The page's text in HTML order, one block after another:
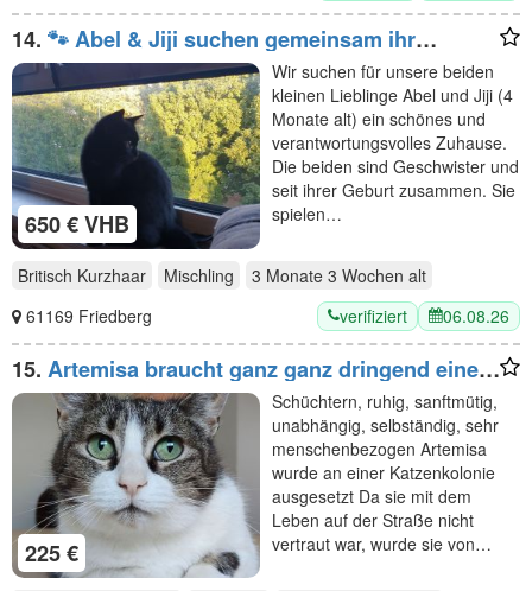
14. 🐾 Abel & Jiji suchen gemeinsam ihr
liebevolles Für-immer-Zuhause ❤️
650 € VHB
Wir suchen für unsere beiden
kleinen Lieblinge Abel und Jiji (4
Monate alt) ein schönes und
verantwortungsvolles Zuhause.
Die beiden sind Geschwister und
seit ihrer Geburt zusammen. Sie
spielen…
Britisch Kurzhaar Mischling 3 Monate 3 Wochen alt
61169 Friedberg
verifiziert 06.08.26
15. Artemisa braucht ganz ganz dringend einen
Pflegeplatz (oder gleich ein Zuhause)!
225 €
Schüchtern, ruhig, sanftmütig,
unabhängig, selbständig, sehr
menschenbezogen Artemisa
wurde an einer Katzenkolonie
ausgesetzt Da sie mit dem
Leben auf der Straße nicht
vertraut war, wurde sie von…